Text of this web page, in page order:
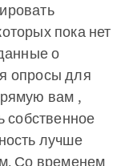
пока нет
о
опросы для
вам ,
собственное
лучше
Со временем